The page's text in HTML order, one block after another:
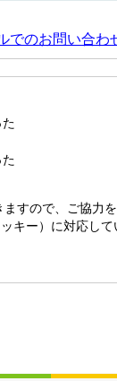
でのお問い合わ
た
た
すので、ご協力
キー）に対応して